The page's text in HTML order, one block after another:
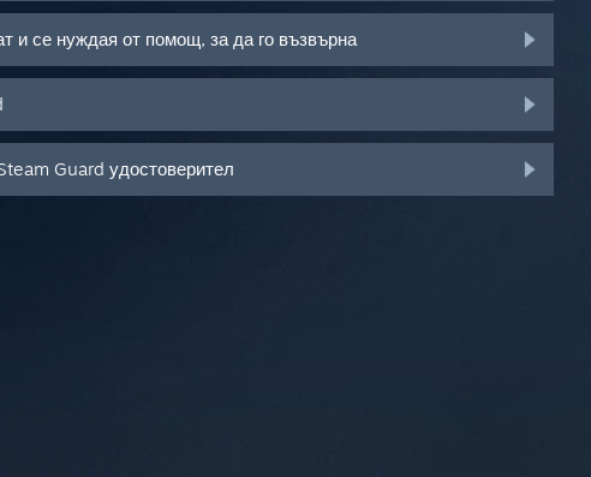
и се нуждая от помощ, за да го възвърна
Guard удостоверител